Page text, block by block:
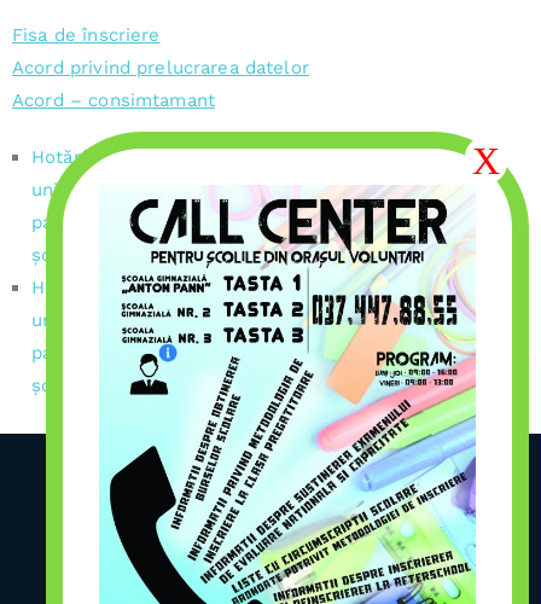
Fisa de înscriere
Acord privind prelucrarea datelor
Acord – consimtamant
Hotărâre cu privire la organizarea rețelelor școlare a
unităților de învățământ preuniversitar de stat
particular acreditat din localitatea Voluntari pentru anul
școlar 2024-2025
Hotărâre cu privire la organizarea rețelelor școlare a
unităților de învățământ preuniversitar de stat și
particular acreditat din localitatea Voluntari pentru anul
școlar 2024-2025